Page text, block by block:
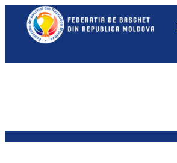
Перейти
содержимому